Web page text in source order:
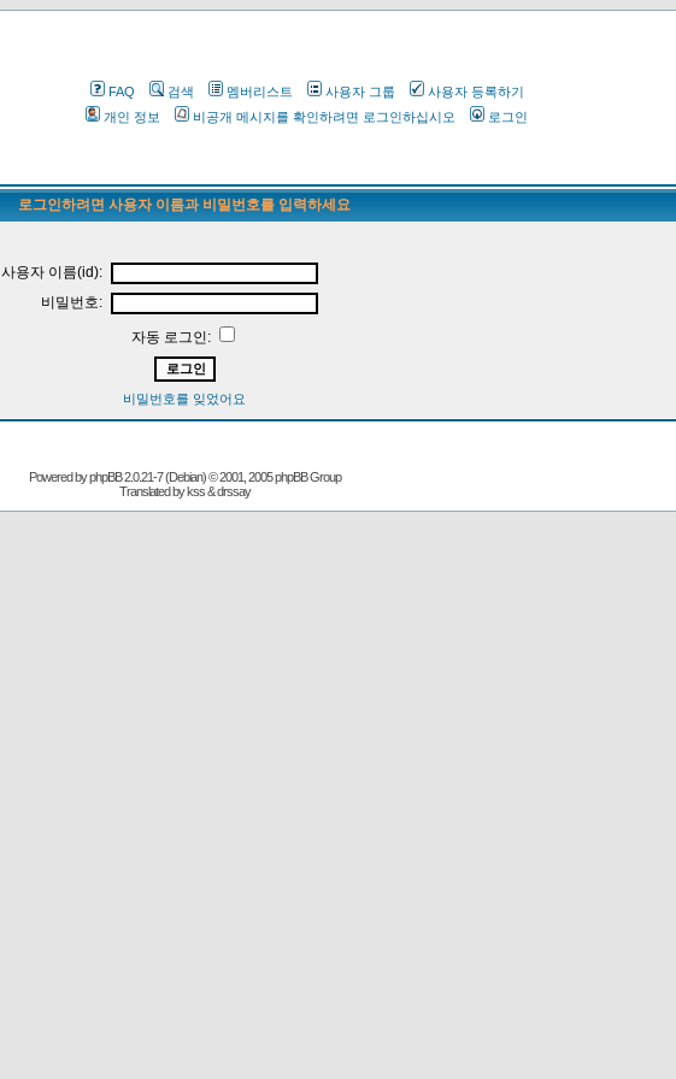
FAQ 검색 멤버리스트 사용자 그룹
사용자 등록하기
개인 정보
비공개 메시지를 확인하려면 로그인하십시오 로그인
로그인하려면 사용자 이름과 비밀번호를 입력하세요
사용자 이름(id):
비밀번호:
자동 로그인:
비밀번호를 잊었어요
Powered byphpBB2.0.21-7 (Debian) © 2001, 2005 phpBB Group
Translated by kss & drssay